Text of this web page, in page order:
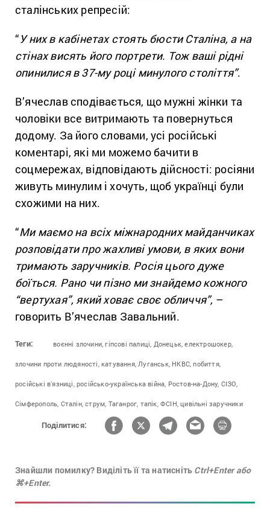
сталінських репресій:
“У них в кабінетах стоять бюсти Сталіна, а на
стінах висять його портрети. Тож ваші рідні
опинилися в 37-му році минулого століття”.
В’ячеслав сподівається, що мужні жінки та
чоловіки все витримають та повернуться
додому. За його словами, усі російські
коментарі, які ми можемо бачити в
соцмережах, відповідають дійсності: росіяни
живуть минулим і хочуть, щоб українці були
схожими на них.
“Ми маємо на всіх міжнародних майданчиках
розповідати про жахливі умови, в яких вони
тримають заручників. Росія цього дуже
боїться. Рано чи пізно ми знайдемо кожного
“вертухая”, який ховає своє обличчя”, –
говорить В’ячеслав Завальний.
Теги: воєнні злочини, гіпсові палиці, Донецьк, електрошокер,
злочини проти людяності, катування, Луганськ, НКВС, побиття,
російські вʼязниці, російсько-українська війна, Ростов-на-Дону, СІЗО,
Сімферополь, Сталін, струм, Таганрог, тапік, ФСІН, цивільні заручники
Поділитися:
Знайшли помилку? Виділіть її та натисніть Ctrl+Enter або
⌘+Enter.